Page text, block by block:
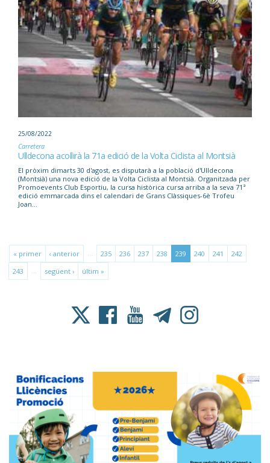
25/08/2022
Carretera
Ulldecona acollirà la 71a edició de la Volta Ciclista al Montsià
El pròxim dimarts 30 d'agost, es disputarà a la població d'Ulldecona
(Montsià) una nova edició de la Volta Ciclista al Montsià. Organitzada per
Promoevents Club Esportiu, la cursa històrica cursa arriba a la seva 71ª
edició emmarcada dins el calendari de Grans Clàssiques-6è Trofeu
Joan...
« primer ‹ anterior 235 236 237 238 239 240 241
242
243
següent › últim »